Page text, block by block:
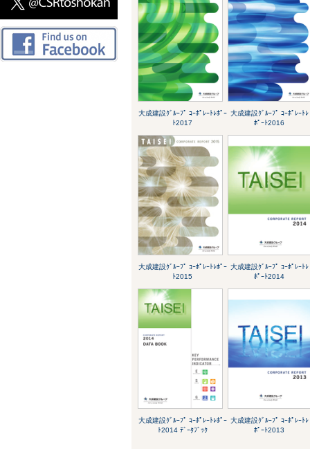
大成建設ｸﾞﾙｰﾌﾟ ｺｰﾎﾟﾚｰﾄﾚﾎﾟｰ
ﾄ2017
大成建設ｸﾞﾙｰﾌﾟ ｺｰﾎﾟﾚｰﾄﾚ
ﾎﾟｰﾄ2016
大成建設ｸﾞﾙｰﾌﾟ ｺｰﾎﾟﾚｰﾄﾚﾎﾟｰ
ﾄ2015
大成建設ｸﾞﾙｰﾌﾟ ｺｰﾎﾟﾚｰﾄﾚ
ﾎﾟｰﾄ2014
大成建設ｸﾞﾙｰﾌﾟ ｺｰﾎﾟﾚｰﾄﾚﾎﾟｰ
ﾄ2014 ﾃﾞｰﾀﾌﾞｯｸ
大成建設ｸﾞﾙｰﾌﾟ ｺｰﾎﾟﾚｰﾄﾚ
ﾎﾟｰﾄ2013